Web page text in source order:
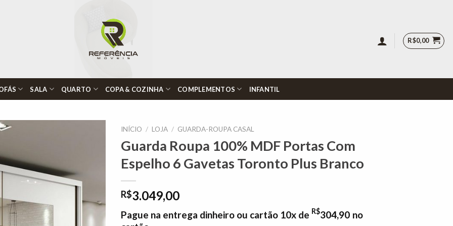
R$0,00
SALA QUARTO COPA & COZINHA COMPLEMENTOS INFANTIL
Adicionar
à lista de
desejos"
INÍCIO / LOJA / GUARDA-ROUPA CASAL
Guarda Roupa 100% MDF Portas Com
Espelho 6 Gavetas Toronto Plus Branco
R$3.049,00
Pague na entrega dinheiro ou cartão 10x de R$304,90 no